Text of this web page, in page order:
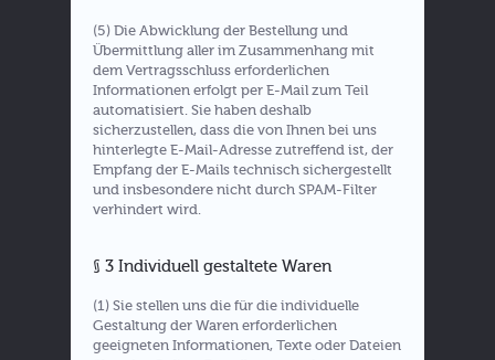
(5) Die Abwicklung der Bestellung und
Übermittlung aller im Zusammenhang mit
dem Vertragsschluss erforderlichen
Informationen erfolgt per E-Mail zum Teil
automatisiert. Sie haben deshalb
sicherzustellen, dass die von Ihnen bei uns
hinterlegte E-Mail-Adresse zutreffend ist, der
Empfang der E-Mails technisch sichergestellt
und insbesondere nicht durch SPAM-Filter
verhindert wird.
§ 3 Individuell gestaltete Waren
(1) Sie stellen uns die für die individuelle
Gestaltung der Waren erforderlichen
geeigneten Informationen, Texte oder Dateien